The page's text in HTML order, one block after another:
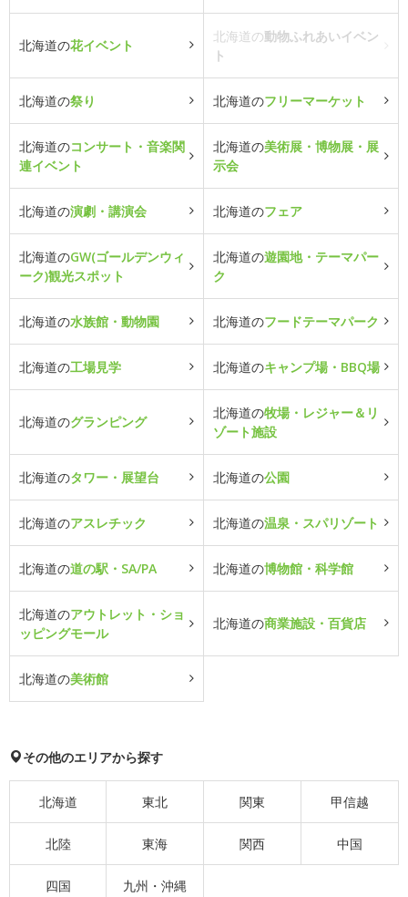
北海道の花イベント
北海道の動物ふれあいイベン
ト
北海道の祭り 北海道のフリーマーケット
北海道のコンサート・音楽関
連イベント
北海道の美術展・博物展・展
示会
北海道の演劇・講演会 北海道のフェア
北海道のGW(ゴールデンウィ
ーク)観光スポット
北海道の遊園地・テーマパー
ク
北海道の水族館・動物園 北海道のフードテーマパーク
北海道の工場見学 北海道のキャンプ場・BBQ場
北海道のグランピング
北海道の牧場・レジャー＆リ
ゾート施設
北海道のタワー・展望台 北海道の公園
北海道のアスレチック 北海道の温泉・スパリゾート
北海道の道の駅・SA/PA 北海道の博物館・科学館
北海道のアウトレット・ショ
ッピングモール
北海道の商業施設・百貨店
北海道の美術館
その他のエリアから探す
北海道 東北 関東 甲信越
北陸 東海 関西 中国
四国 九州・沖縄